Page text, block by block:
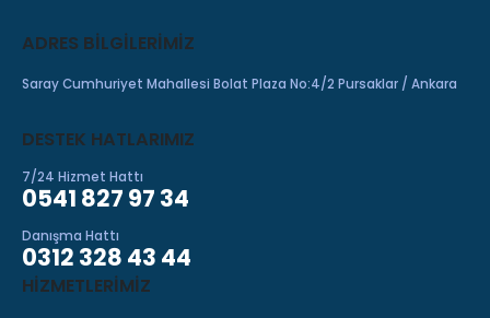
ADRES BILGILERIMIZ
Saray Cumhuriyet Mahallesi Bolat Plaza No:4/2 Pursaklar / Ankara
DESTEK HATLARIMIZ
7/24 Hizmet Hattı
0541 827 97 34
Danışma Hattı
0312 328 43 44
HIZMETLERIMIZ